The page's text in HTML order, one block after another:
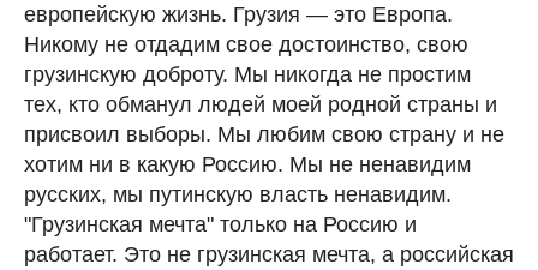
европейскую жизнь. Грузия — это Европа.
Никому не отдадим свое достоинство, свою
грузинскую доброту. Мы никогда не простим
тех, кто обманул людей моей родной страны и
присвоил выборы. Мы любим свою страну и не
хотим ни в какую Россию. Мы не ненавидим
русских, мы путинскую власть ненавидим.
"Грузинская мечта" только на Россию и
работает. Это не грузинская мечта, а российская